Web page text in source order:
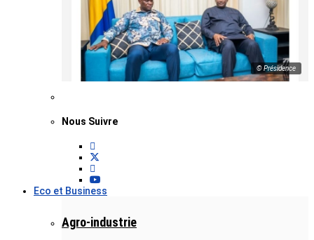
© Présidence
Nous Suivre
Eco et Business
Agro-industrie